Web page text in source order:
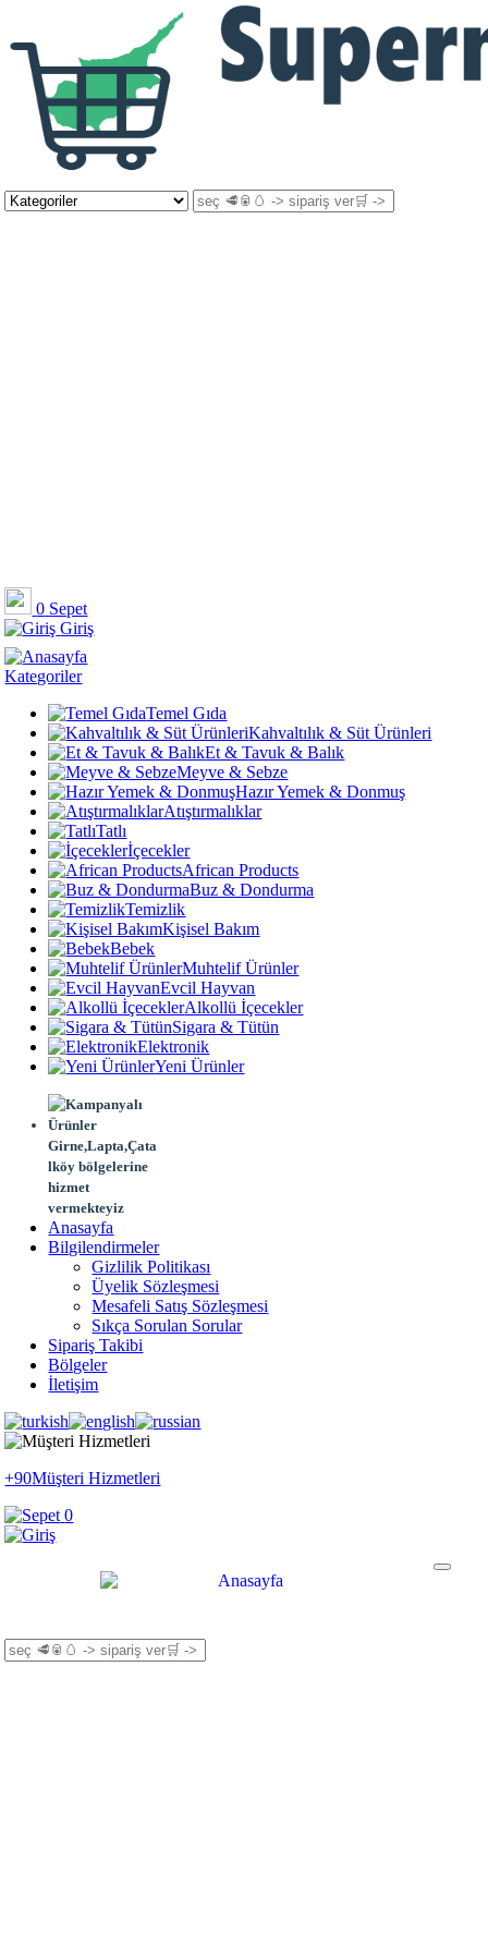
0 Sepet
Giriş
Kategoriler
Temel Gıda
Kahvaltılık & Süt Ürünleri
Et & Tavuk & Balık
Meyve & Sebze
Hazır Yemek & Donmuş
Atıştırmalıklar
Tatlı
İçecekler
African Products
Buz & Dondurma
Temizlik
Kişisel Bakım
Bebek
Muhtelif Ürünler
Evcil Hayvan
Alkollü İçecekler
Sigara & Tütün
Elektronik
Yeni Ürünler
Girne,Lapta,Çata
lköy bölgelerine
hizmet
vermekteyiz
Anasayfa
Bilgilendirmeler
Gizlilik Politikası
Üyelik Sözleşmesi
Mesafeli Satış Sözleşmesi
Sıkça Sorulan Sorular
Sipariş Takibi
Bölgeler
İletişim
+90Müşteri Hizmetleri
0